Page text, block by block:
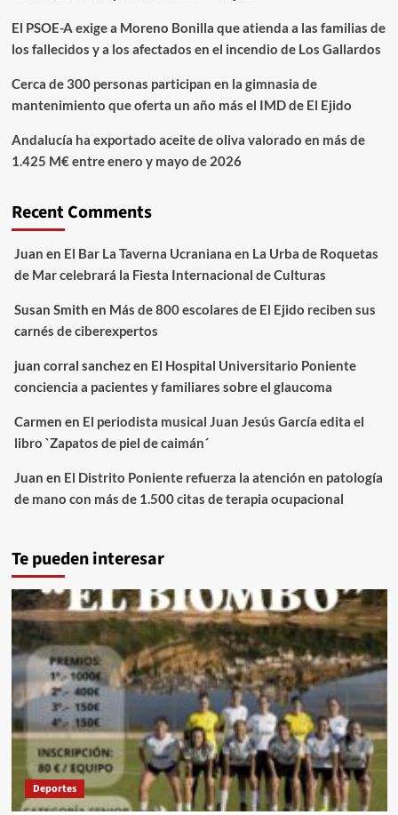
El PSOE-A exige a Moreno Bonilla que atienda a las familias de
los fallecidos y a los afectados en el incendio de Los Gallardos
Cerca de 300 personas participan en la gimnasia de
mantenimiento que oferta un año más el IMD de El Ejido
Andalucía ha exportado aceite de oliva valorado en más de
1.425 M€ entre enero y mayo de 2026
Recent Comments
Juan en El Bar La Taverna Ucraniana en La Urba de Roquetas
de Mar celebrará la Fiesta Internacional de Culturas
Susan Smith en Más de 800 escolares de El Ejido reciben sus
carnés de ciberexpertos
juan corral sanchezen El Hospital Universitario Poniente
conciencia a pacientes y familiares sobre el glaucoma
Carmen en El periodista musical Juan Jesús García edita el
libro `Zapatos de piel de caimán´
Juan en El Distrito Poniente refuerza la atención en patología
de mano con más de 1.500 citas de terapia ocupacional
Te pueden interesar
Deportes